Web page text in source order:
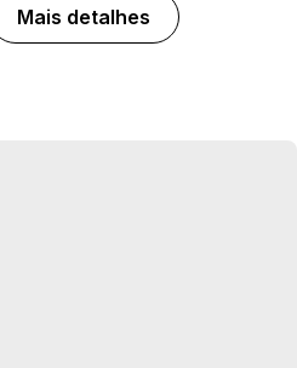
Mais detalhes